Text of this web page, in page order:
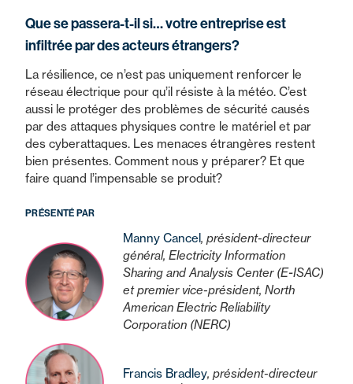
Que se passera-t-il si… votre entreprise est
infiltrée par des acteurs étrangers?
La résilience, ce n’est pas uniquement renforcer le
réseau électrique pour qu’il résiste à la météo. C’est
aussi le protéger des problèmes de sécurité causés
par des attaques physiques contre le matériel et par
des cyberattaques. Les menaces étrangères restent
bien présentes. Comment nous y préparer? Et que
faire quand l’impensable se produit?
PRÉSENTÉ PAR
Manny Cancel , président-directeur
général, Electricity Information
Sharing and Analysis Center (E-ISAC)
et premier vice-président, North
American Electric Reliability
Corporation (NERC)
Francis Bradley, président-directeur